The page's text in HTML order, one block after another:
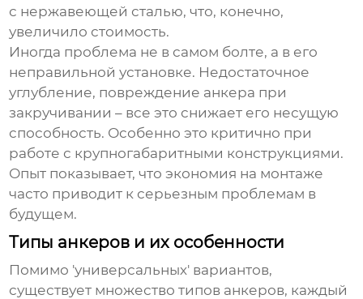
с нержавеющей сталью, что, конечно,
увеличило стоимость.
Иногда проблема не в самом болте, а в его
неправильной установке. Недостаточное
углубление, повреждение анкера при
закручивании – все это снижает его несущую
способность. Особенно это критично при
работе с крупногабаритными конструкциями.
Опыт показывает, что экономия на монтаже
часто приводит к серьезным проблемам в
будущем.
Типы анкеров и их особенности
Помимо 'универсальных' вариантов,
существует множество типов анкеров, каждый